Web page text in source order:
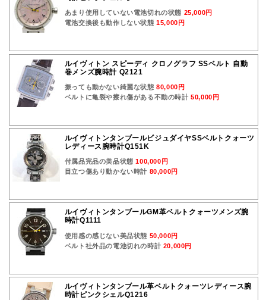
あまり使用していない電池切れの状態 25,000円
電池交換後も動作しない状態15,000円
ルイヴィトン スピーディ クロノグラフ SSベルト 自動
巻メンズ腕時計 Q2121
振っても動かない綺麗な状態80,000円
ベルトに亀裂や擦れ傷がある不動の時計50,000円
ルイヴィトンタンブールビジュダイヤSSベルトクォーツ
レディース腕時計Q151K
付属品完品の美品状態100,000円
目立つ傷あり動かない時計 80,000円
ルイヴィトンタンブールGM革ベルトクォーツメンズ腕
時計Q1111
使用感の感じない美品状態 50,000円
ベルト社外品の電池切れの時計 20,000円
ルイヴィトンタンブール革ベルトクォーツレディース腕
時計ピンクシェルQ1216